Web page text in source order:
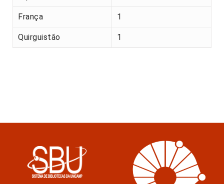
França 1
Quirguistão 1